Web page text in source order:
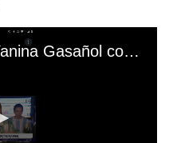
El mal momento de Yanina Gasañol con un hincha argentino en "Subrayado"